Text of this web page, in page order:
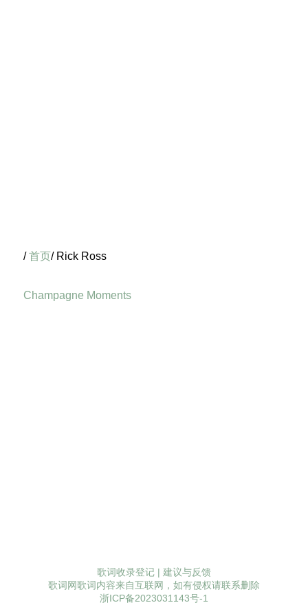
/首页/ Rick Ross
Champagne Moments
歌词收录登记 | 建议与反馈
歌词网歌词内容来自互联网，如有侵权请联系删除
浙ICP备2023031143号-1